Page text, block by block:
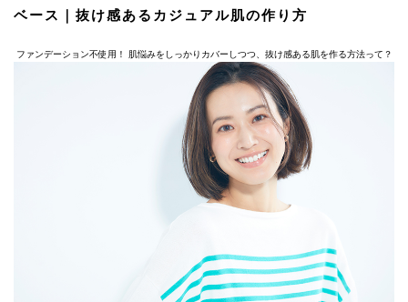
ベース｜抜け感あるカジュアル肌の作り方
ファンデーション不使用！ 肌悩みをしっかりカバーしつつ、抜け感ある肌を作る方法って？